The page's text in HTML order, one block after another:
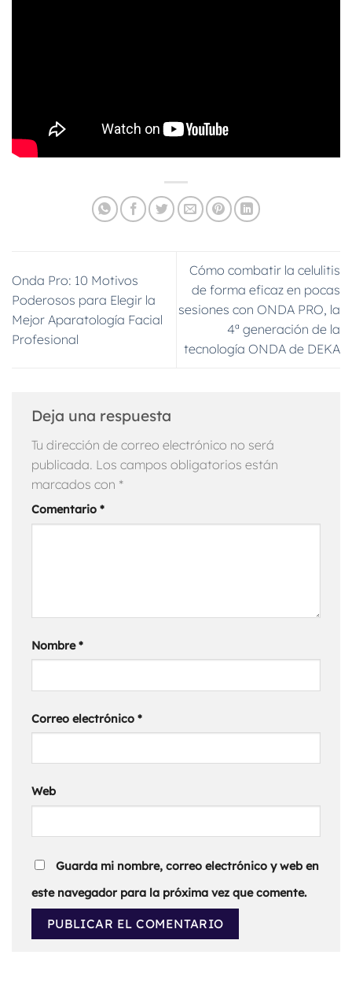
Onda Pro: 10 Motivos
Poderosos para Elegir la
Mejor Aparatología Facial
Profesional
Cómo combatir la celulitis
de forma eficaz en pocas
sesiones con ONDA PRO, la
4ª generación de la
tecnología ONDA de DEKA
Deja una respuesta
Tu dirección de correo electrónico no será
publicada. Los campos obligatorios están
marcados con *
Comentario *
Nombre*
Correo electrónico *
Web
Guarda mi nombre, correo electrónico y web en
este navegador para la próxima vez que comente.